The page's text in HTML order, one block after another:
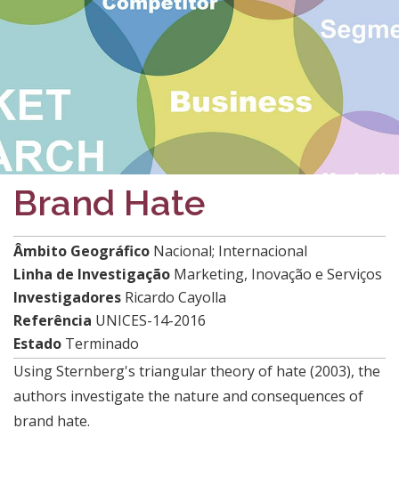
Brand Hate
Âmbito Geográfico Nacional; Internacional
Linha de Investigação Marketing, Inovação e Serviços
Investigadores Ricardo Cayolla
Referência UNICES-14-2016
Estado Terminado
Using Sternberg's triangular theory of hate (2003), the
authors investigate the nature and consequences of
brand hate.